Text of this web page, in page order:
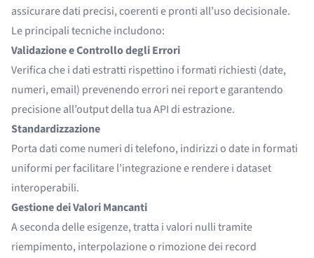
assicurare dati precisi, coerenti e pronti all’uso decisionale.
Le principali tecniche includono:
Validazione e Controllo degli Errori
Verifica che i dati estratti rispettino i formati richiesti (date,
numeri, email) prevenendo errori nei report e garantendo
precisione all’output della tua API di estrazione.
Standardizzazione
Porta dati come numeri di telefono, indirizzi o date in formati
uniformi per facilitare l’integrazione e rendere i dataset
interoperabili.
Gestione dei Valori Mancanti
A seconda delle esigenze, tratta i valori nulli tramite
riempimento, interpolazione o rimozione dei record